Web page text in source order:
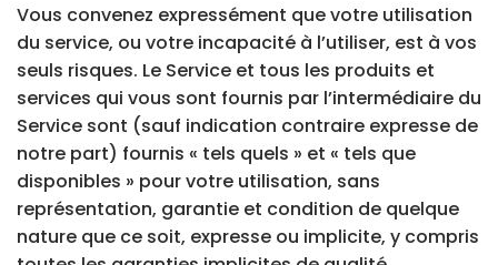
Vous convenez expressément que votre utilisation
du service, ou votre incapacité à l’utiliser, est à vos
seuls risques. Le Service et tous les produits et
services qui vous sont fournis par l’intermédiaire du
Service sont (sauf indication contraire expresse de
notre part) fournis « tels quels » et « tels que
disponibles » pour votre utilisation, sans
représentation, garantie et condition de quelque
nature que ce soit, expresse ou implicite, y compris